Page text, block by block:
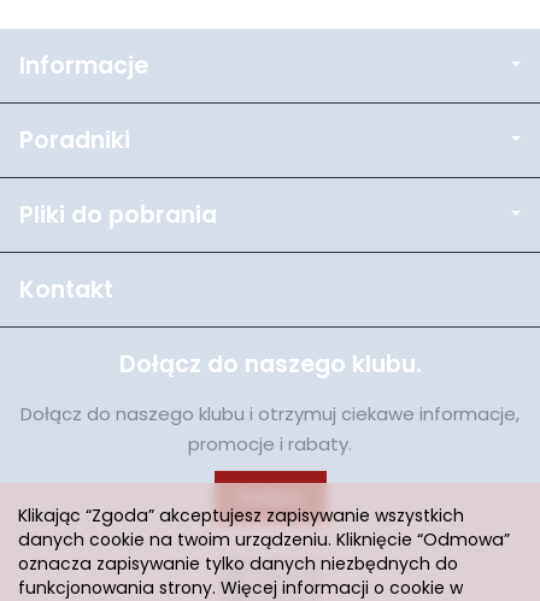
Informacje
Poradniki
Pliki do pobrania
Kontakt
Dołącz do naszego klubu.
Dołącz do naszego klubu i otrzymuj ciekawe informacje,
promocje i rabaty.
Klikając “Zgoda” akceptujesz zapisywanie wszystkich
danych cookie na twoim urządzeniu. Kliknięcie “Odmowa”
oznacza zapisywanie tylko danych niezbędnych do
funkcjonowania strony. Więcej informacji o cookie w